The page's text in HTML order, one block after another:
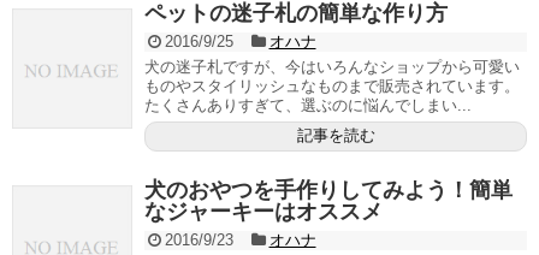
ペットの迷子札の簡単な作り方
2016/9/25
オハナ
犬の迷子札ですが、今はいろんなショップから可愛い
ものやスタイリッシュなものまで販売されています。
たくさんありすぎて、選ぶのに悩んでしまい...
記事を読む
犬のおやつを手作りしてみよう！簡単
なジャーキーはオススメ
2016/9/23
オハナ